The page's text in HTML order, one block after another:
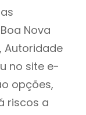
Nova
Autoridade
no site e-
opções,
riscos a